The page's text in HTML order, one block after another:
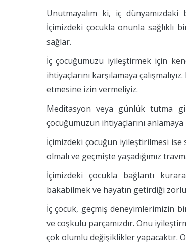
Unutmayalım ki, iç
İçimizdeki çocukla onunla sağlıklı
sağlar.
İç çocuğumuzu iyileştirmek için
ihtiyaçlarını karşılamaya
etmesine izin vermeliyiz.
Meditasyon veya günlük tutma
çocuğumuzun ihtiyaçlarını
İçimizdeki çocuğun iyileştirilmesi ise
olmalı ve geçmişte yaşadığımız
İçimizdeki çocukla bağlantı
bakabilmek ve hayatın getirdiği
İç çocuk, geçmiş deneyimlerimizin
ve coşkulu parçamızdır. Onu
çok olumlu değişiklikler yapacaktır.